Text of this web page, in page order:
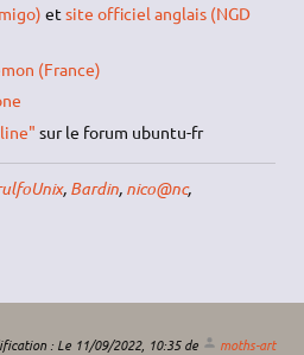
et site officiel anglais (NGD
(France)
sur le forum ubuntu-fr
, Bardin, nico@nc,
: Le 11/09/2022, 10:35de
moths-art